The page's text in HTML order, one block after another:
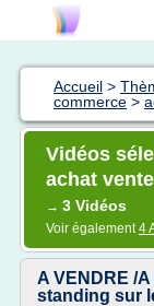
Accueil >
commerce >
Vidéos
achat
→ 3 Vidéos
Voir également4
A VENDRE /
standing sur